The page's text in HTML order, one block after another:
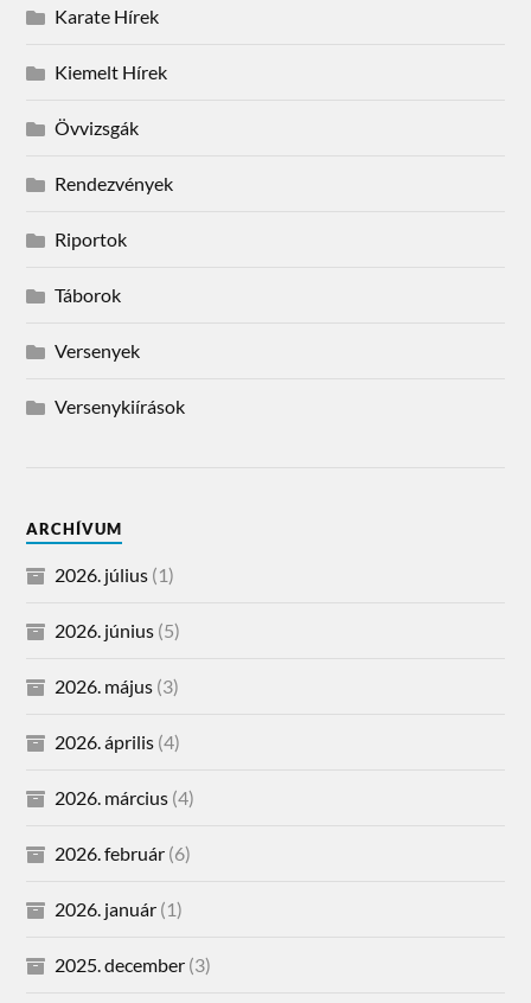
Karate Hírek
Kiemelt Hírek
Övvizsgák
Rendezvények
Riportok
Táborok
Versenyek
Versenykiírások
ARCHÍVUM
2026. július (1)
2026. június (5)
2026. május (3)
2026. április (4)
2026. március (4)
2026. február (6)
2026. január (1)
2025. december (3)